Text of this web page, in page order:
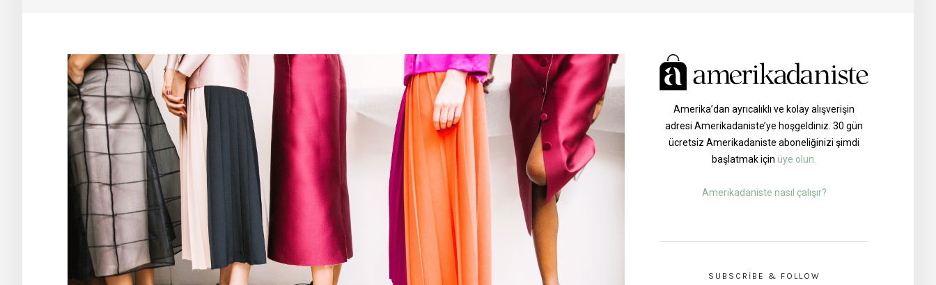
Amerika’dan ayrıcalıklı ve kolay alışverişin
adresi Amerikadaniste’ye hoşgeldiniz. 30 gün
ücretsiz Amerikadaniste aboneliğinizi şimdi
başlatmak için üye olun.
Amerikadaniste nasıl çalışır?
SUBSCRIBE & FOLLOW